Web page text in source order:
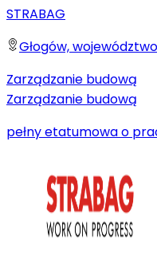
STRABAG
Głogów,
Zarządzanie budową
Zarządzanie budową
pełny etatumowa o